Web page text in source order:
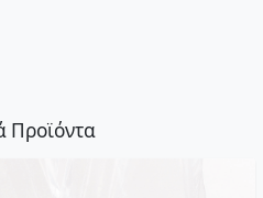
Προϊόντα